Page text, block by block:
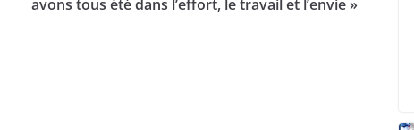
avons tous été dans l’effort, le travail et l’envie »